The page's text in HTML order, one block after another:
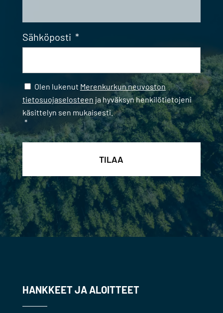
Sähköposti *
Samtycke *
Olen lukenut Merenkurkun neuvoston
tietosuojaselosteen ja hyväksyn henkilötietojeni
käsittelyn sen mukaisesti.
*
HANKKEET JA ALOITTEET